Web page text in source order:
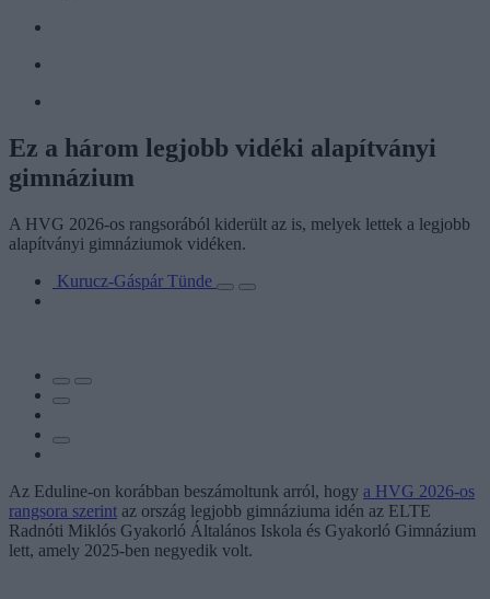
Ez a három legjobb vidéki alapítványi
gimnázium
A HVG 2026-os rangsorából kiderült az is, melyek lettek a legjobb
alapítványi gimnáziumok vidéken.
Kurucz-Gáspár Tünde
Az Eduline-on korábban beszámoltunk arról, hogy a HVG 2026-os
rangsora szerint az ország legjobb gimnáziuma idén az ELTE
Radnóti Miklós Gyakorló Általános Iskola és Gyakorló Gimnázium
lett, amely 2025-ben negyedik volt.